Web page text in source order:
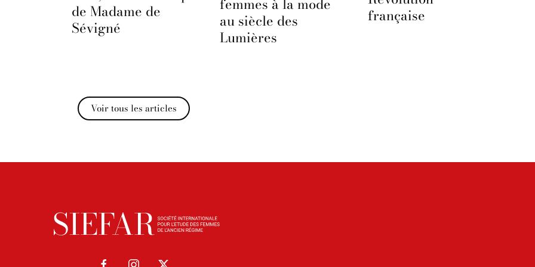
de Madame de
Sévigné
femmes à la mode
au siècle des
Lumières
française
Voir tous les articles